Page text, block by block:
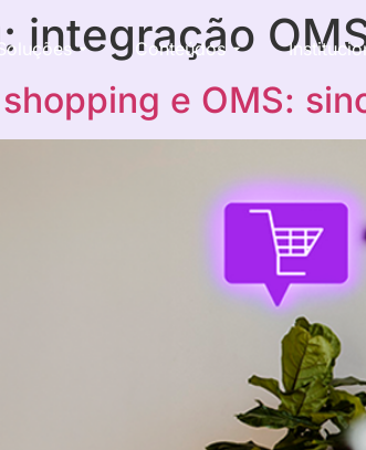
Conteúdos
integração
e OMS: